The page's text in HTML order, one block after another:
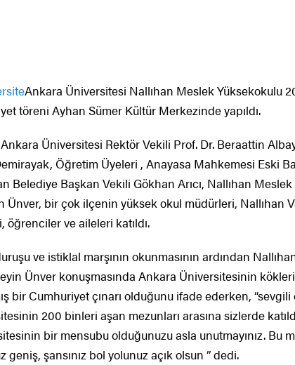
Ankara Üniversitesi Nallıhan Meslek Yüksekokulu
töreni Ayhan Sümer Kültür Merkezinde yapıldı.
Üniversitesi Rektör Vekili Prof. Dr. Beraattin
Öğretim Üyeleri , Anayasa Mahkemesi Eski
Belediye Başkan Vekili Gökhan Arıcı, Nallıhan
Ünver, bir çok ilçenin yüksek okul müdürleri, Nallıhan
öğrenciler ve aileleri katıldı.
ve istiklal marşının okunmasının ardından
Ünver konuşmasında Ankara Üniversitesinin
bir Cumhuriyet çınarı olduğunu ifade ederken, “sevgili
200 binleri aşan mezunları arasına sizlerde
bir mensubu olduğunuzu asla unutmayınız. Bu
geniş, şansınız bol yolunuz açık olsun ” dedi.